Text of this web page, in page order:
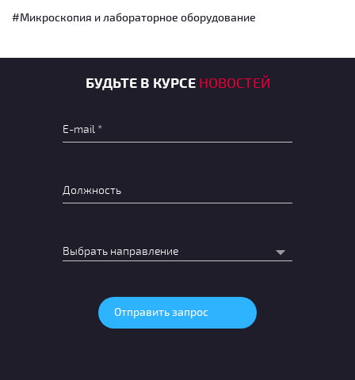
#Микроскопия и лабораторное оборудование
БУДЬТЕ В КУРСЕ НОВОСТЕЙ